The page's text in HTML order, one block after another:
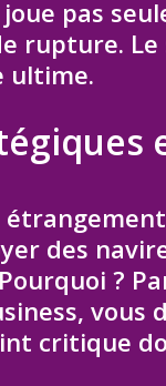
joue pas
rupture. Le
ultime.
des
?
critique